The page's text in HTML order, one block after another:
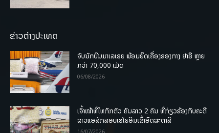
ຂ່າວຕ່າງປະເທດ
ຈັບນັກບິນມາເລເຊຍ ພ້ອມຍຶດເຄື່ອງຂອງກາງ ຢາອີ ຫຼາຍ
ກວ່າ 70,000 ເມັດ
06/08/2026
ເຈົ້າໜ້າທີ່ໄທກັກຕົວ ຄົນລາວ 2 ຄົນ ທີ່ກ່ຽວຂ້ອງກັບຄະດີ
ສາວແອລັກລອບເຮໂຣອີນເຂົ້າອົດສະຕາລີ
16/07/2026